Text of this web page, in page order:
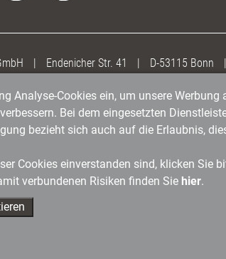
| Endenicher Str. 41 | D-53115 Bonn |
Analyse-Cookies ein, um unsere
Bei dem eingesetzten
bezieht sich auch auf die Erlaubnis,
Cookies einverstanden sind, klicken Sie
verbundenen Risiken finden Sie hier.